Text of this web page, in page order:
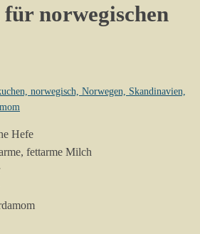
norwegischen
Hefe
fettarme Milch